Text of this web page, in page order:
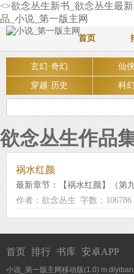
<>欲念丛生新书_欲念丛生最
品_小说_第一版主网
首页
玄幻·奇幻 仙
穿越·历史 科
欲念丛生作品
祸水红颜
最新章节：
【祸水红颜】（第
作者：欲念丛生 字数：106786
首页 排行 书库 安卓APP
小说_第一版主网移动版(1.0)